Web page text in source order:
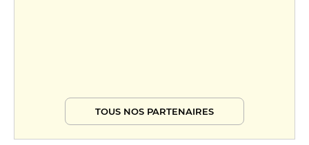
TOUS NOS PARTENAIRES